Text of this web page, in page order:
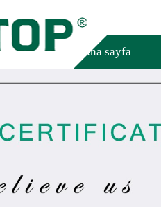
Ana sayfa